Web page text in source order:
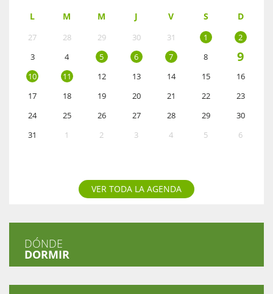
L M M J V S D
27 28 29 30 31 1
2
3
4 5 6 7 8 9
10 11 12 13 14 15
16
17
18 19 20 21 22
23
24
25 26 27 28 29
30
31
1 2 3 4 5 6
VER TODA LA AGENDA
DÓNDE
DORMIR